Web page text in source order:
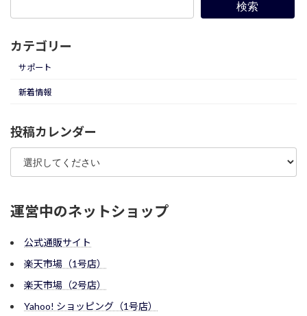
検索
カテゴリー
サポート
新着情報
投稿カレンダー
運営中のネットショップ
公式通販サイト
楽天市場（1号店）
楽天市場（2号店）
Yahoo! ショッピング（1号店）